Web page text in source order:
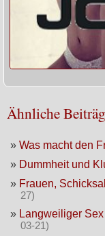
Ähnliche
» Was macht den
» Dummheit und
» Frauen,
27)
» Langweiliger
03-21)